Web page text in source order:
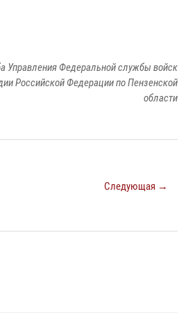
Управления Федеральной службы войск
Российской Федерации по Пензенской
области
Следующая →